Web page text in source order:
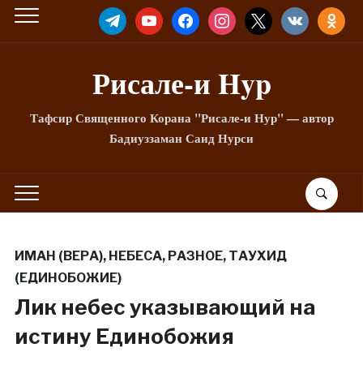
TELEGRAMYOUTUBEFACEBOOKINSTAGRAM
X VKONTAKTE
Рисале-и Hyp
Тафсир Священного Корана "Рисале-и Нур" — автор
Бадиуззаман Саид Нурси
ИМАН (ВЕРА), НЕБЕСА, РАЗНОЕ, ТАУХИД
(ЕДИНОБОЖИЕ)
Лик небес указывающий на
истину Единобожия